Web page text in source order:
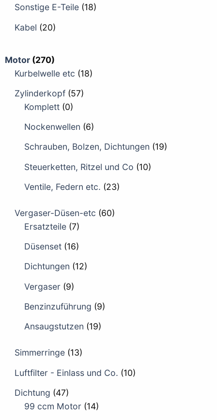
Sonstige E-Teile (18)
Kabel (20)
Motor (270)
Kurbelwelle etc (18)
Zylinderkopf (57)
Komplett (0)
Nockenwellen (6)
Schrauben, Bolzen, Dichtungen (19)
Steuerketten, Ritzel und Co (10)
Ventile, Federn etc. (23)
Vergaser-Düsen-etc (60)
Ersatzteile (7)
Düsenset (16)
Dichtungen (12)
Vergaser (9)
Benzinzuführung (9)
Ansaugstutzen (19)
Simmerringe (13)
Luftfilter - Einlass und Co. (10)
Dichtung (47)
99 ccm Motor (14)